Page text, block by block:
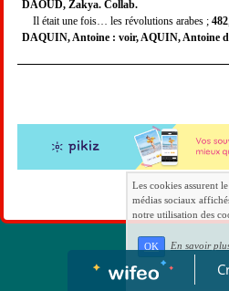
DAOUD, Zakya. Collab.
Il était une fois… les révolutions arabes ; 482
DAQUIN, Antoine : voir, AQUIN, Antoine
Les cookies assurent
médias sociaux
notre utilisation des
OK En savoir